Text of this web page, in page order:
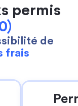
permis
de
frais